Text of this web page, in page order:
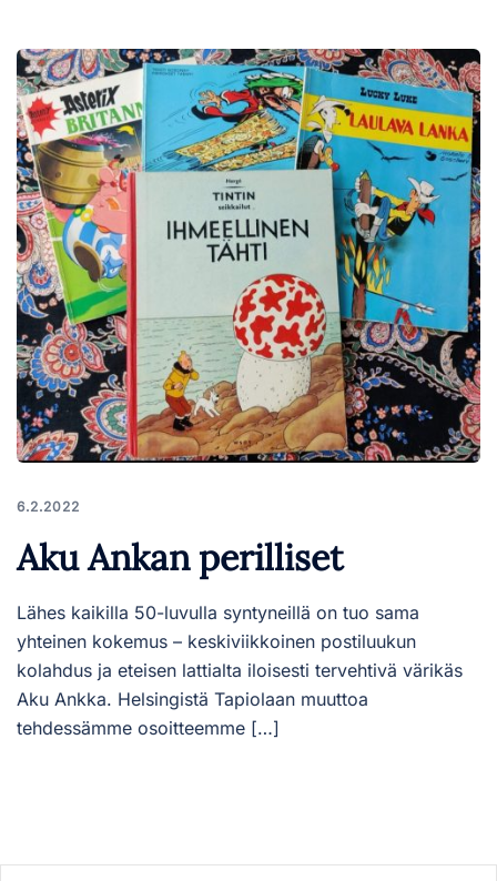
6.2.2022
Aku Ankan perilliset
Lähes kaikilla 50-luvulla syntyneillä on tuo sama
yhteinen kokemus – keskiviikkoinen postiluukun
kolahdus ja eteisen lattialta iloisesti tervehtivä värikäs
Aku Ankka. Helsingistä Tapiolaan muuttoa
tehdessämme osoitteemme […]